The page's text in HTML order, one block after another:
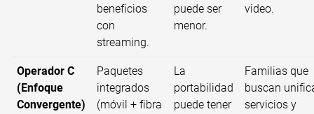
beneficios
con
streaming.
puede ser
menor.
video.
Operador C
(Enfoque
Convergente)
Paquetes
integrados
(móvil + fibra
La
portabilidad
puede tener
Familias que
buscan
servicios y